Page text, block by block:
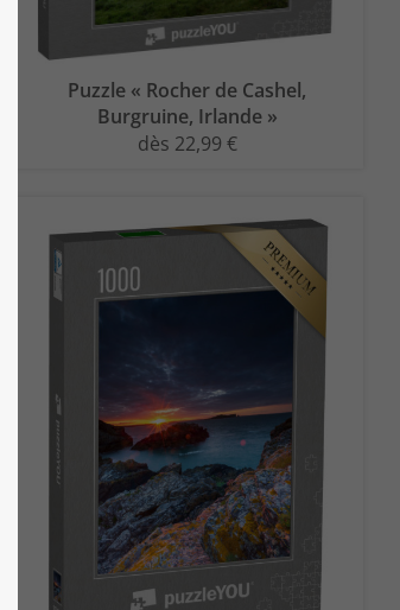
Puzzle « Rocher de Cashel,
Burgruine, Irlande »
dès 22,99 €